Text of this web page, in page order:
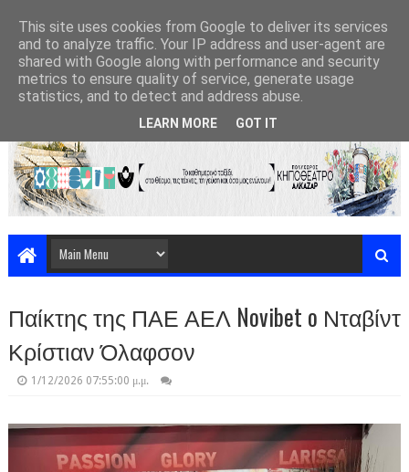
Παίκτης της ΠΑΕ ΑΕΛ Novibet o Νταβίντ
Κρίστιαν Όλαφσον
1/12/2026 07:55:00 μ.μ.
This site uses cookies from Google to deliver its services
and to analyze traffic. Your IP address and user-agent are
shared with Google along with performance and security
metrics to ensure quality of service, generate usage
statistics, and to detect and address abuse.
LEARN MORE GOT IT